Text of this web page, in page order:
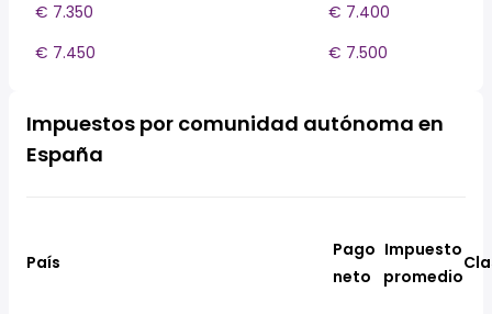
€ 7.350
€ 7.400
€ 7.450
€ 7.500
Impuestos por comunidad autónoma en
España
País
Pago
neto
Impuesto
promedio